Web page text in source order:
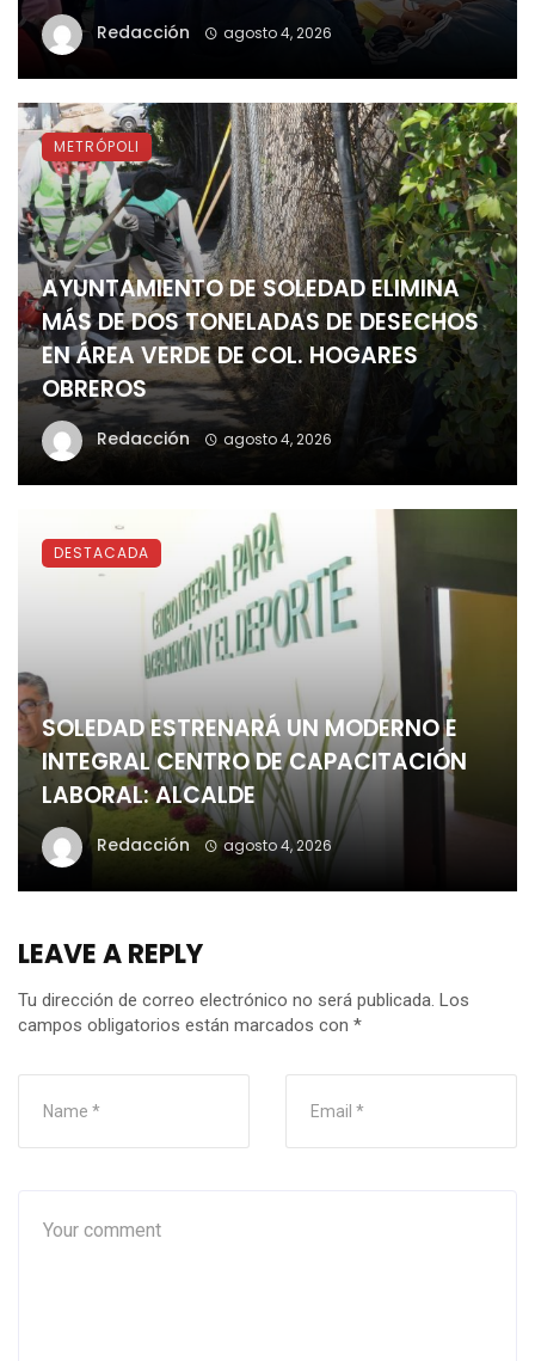
Redacción agosto 4, 2026
AYUNTAMIENTO DE SOLEDAD ELIMINA
MÁS DE DOS TONELADAS DE DESECHOS
EN ÁREA VERDE DE COL. HOGARES
OBREROS
Redacción agosto 4, 2026
METRÓPOLI
SOLEDAD ESTRENARÁ UN MODERNO E
INTEGRAL CENTRO DE CAPACITACIÓN
LABORAL: ALCALDE
Redacción agosto 4, 2026
DESTACADA
LEAVE A REPLY
Tu dirección de correo electrónico no será publicada. Los
campos obligatorios están marcados con *